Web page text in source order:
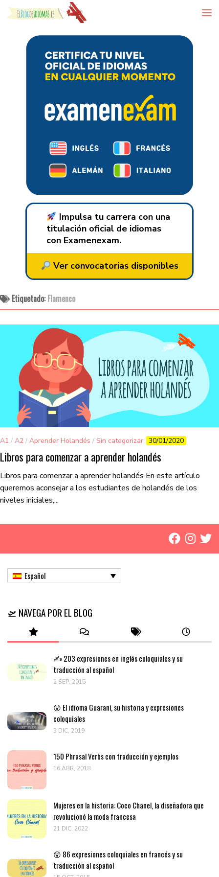
Skip to content
Impulsa tu carrera con una
titulación oficial de idiomas
con Examenexam.
Ver convocatorias disponibles
Etiquetado:Flamenco
A1 / A2 / Aprender Holandés / Sin categorizar 30/01/2020
Libros para comenzar a aprender holandés
Libros para comenzar a aprender holandés En este artículo
queremos aconsejar a los estudiantes de holandés de los
niveles iniciales,...
Español
🛫 NAVEGA POR EL BLOG
✍️ 203 expresiones en inglés coloquiales y su
traducción al español
2 SEP, 2015
😮 El idioma Guaraní, su historia y expresiones
coloquiales
3 DIC, 2019
150 Phrasal Verbs con traducción y ejemplos
16 ABR, 2018
Mujeres en la historia: Coco Chanel, la diseñadora que
revolucionó la moda francesa
21 DIC, 2022
😲 86 expresiones coloquiales en francés y su
traducción al español